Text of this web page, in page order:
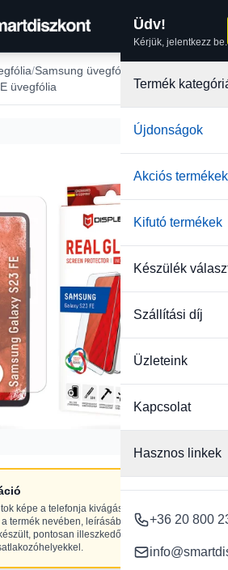
Üdv!
Kérjük, jelentkezz be.
Termék
Újdonságok
Akciós termékek
Kifutó termékek
Készülék
Szállítási díj
Üzleteink
Kapcsolat
Hasznos linkek
+36 20 800
Samsung üvegfólia
üvegfólia
képe a telefonja kivágásaival, NE
a termék nevében, leírásában szereplő
pontosan illeszkedő